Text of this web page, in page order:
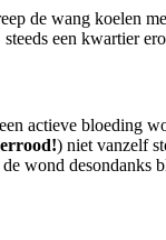
de wang koelen
een kwartier
actieve bloeding
) niet vanzelf
wond desondanks